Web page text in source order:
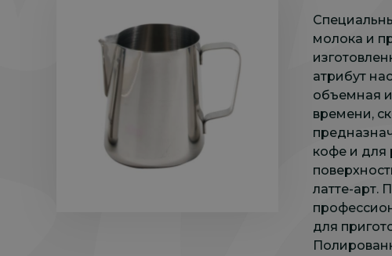
молока и
атрибут
объемная
времени,
кофе и для
латте-арт.
для